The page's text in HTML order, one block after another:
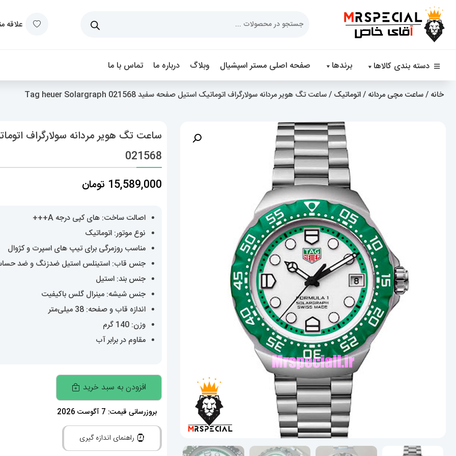
علاقه
دسته بندی کالاها برندها صفحه اصلی مستر اسپشیال وبلاگ درباره ما تماس با ما
خانه /ساعت مچی مردانه /اتوماتیک / ساعت تگ هویر مردانه سولارگراف اتوماتیک استیل صفحه سفید Tag heuer Solargraph 021568
021568
15,589,000 تومان
اصالت ساخت: های کپی درجه A+++
نوع موتور: اتوماتیک
مناسب روزمرگی برای تیپ های اسپرت و کژوال
جنس قاب: استینلس استیل ضدزنگ و ضد
جنس بند: استیل
جنس شیشه: مینرال گلس باکیفیت
اندازه قاب و صفحه: 38 میلی‌متر
وزن: 140 گرم
مقاوم در برابر آب
ساعت
تگ
هویر
مردانه
سولارگراف
افزودن به سبد خرید
بروزرسانی قیمت: 7 آگوست 2026
راهنمای اندازه گیری